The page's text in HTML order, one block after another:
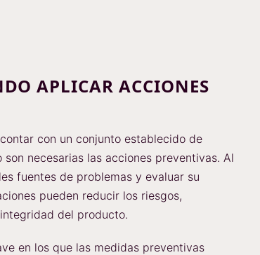
APLICAR ACCIONES
con un conjunto establecido de
necesarias las acciones preventivas. Al
fuentes de problemas y evaluar su
pueden reducir los riesgos,
del producto.
en los que las medidas preventivas